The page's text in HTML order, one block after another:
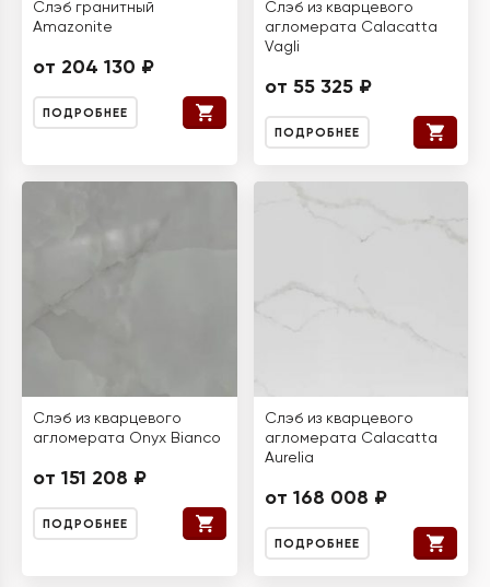
Слэб гранитный
Amazonite
от 204 130 ₽
ПОДРОБНЕЕ
Слэб из кварцевого
агломерата Calacatta
Vagli
от 55 325 ₽
ПОДРОБНЕЕ
Слэб из кварцевого
агломерата Onyx Bianco
от 151 208 ₽
ПОДРОБНЕЕ
Слэб из кварцевого
агломерата Calacatta
Aurelia
от 168 008 ₽
ПОДРОБНЕЕ